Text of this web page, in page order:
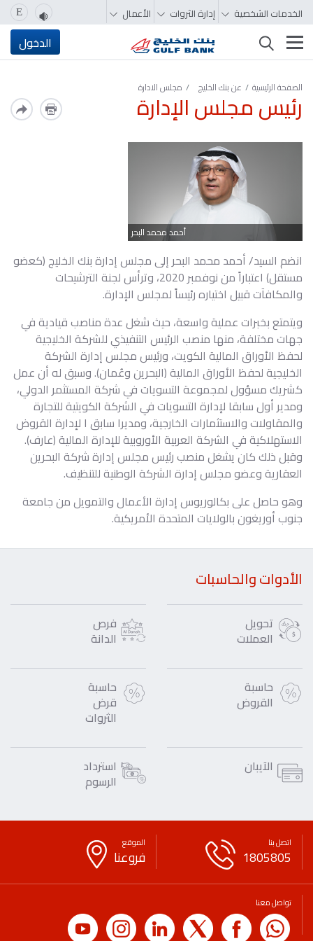
الخدمات الشخصية إدارة الثروات الأعمال E
تغيير التصفّح الدخول
الصفحة الرئيسية عن بنك الخليج مجلس الادارة
رئيس مجلس الإدارة
أحمد محمد البحر
انضم السيد/ أحمد محمد البحر إلى مجلس إدارة بنك الخليج (كعضو
مستقل) اعتباراً من نوفمبر 2020، وترأس لجنة الترشيحات
والمكافآت قبيل اختياره رئيساً لمجلس الإدارة.
ويتمتع بخبرات عملية واسعة، حيث شغل عدة مناصب قيادية في
جهات مختلفة، منها منصب الرئيس التنفيذي للشركة الخليجية
لحفظ الأوراق المالية الكويت، ورئيس مجلس إدارة الشركة
الخليجية لحفظ الأوراق المالية (البحرين وعُمان). وسبق له أن عمل
كشريك مسؤول لمجموعة التسويات في شركة المستثمر الدولي،
ومدير أول سابقا لإدارة التسويات في الشركة الكويتية للتجارة
والمقاولات والاستثمارات الخارجية، ومديرا سابق ا لإدارة القروض
الاستهلاكية في الشركة العربية الأوروبية للإدارة المالية (عارف).
وقبل ذلك كان يشغل منصب رئيس مجلس إدارة شركة البحرين
العقارية وعضو مجلس إدارة الشركة الوطنية للتنظيف.
وهو حاصل على بكالوريوس إدارة الأعمال والتمويل من جامعة
جنوب أوريغون بالولايات المتحدة الأمريكية.
الأدوات والحاسبات
تحويل
العملات
فرص
الدانة
حاسبة
القروض
حاسبة
قرض
الثروات
الآيبان استرداد
الرسوم
اتصل بنا
1805805
الموقع
فروعنا
تواصل معنا